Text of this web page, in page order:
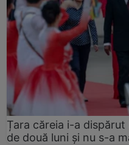
Țara căreia i-a
de două luni și nu s-a